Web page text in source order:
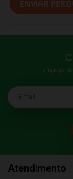
ENVIAR
E fique por
E-mail
Atendimento